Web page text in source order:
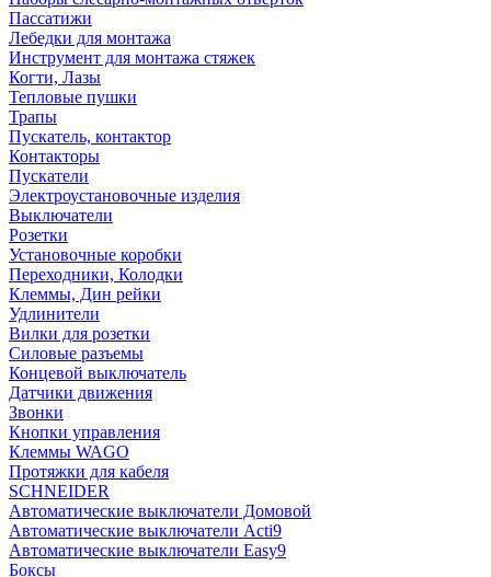
Пассатижи
Лебедки для монтажа
Инструмент для монтажа стяжек
Когти, Лазы
Тепловые пушки
Трапы
Пускатель, контактор
Контакторы
Пускатели
Электроустановочные изделия
Выключатели
Розетки
Установочные коробки
Переходники, Колодки
Клеммы, Дин рейки
Удлинители
Вилки для розетки
Силовые разъемы
Концевой выключатель
Датчики движения
Звонки
Кнопки управления
Клеммы WAGO
Протяжки для кабеля
SCHNEIDER
Автоматические выключатели Домовой
Автоматические выключатели Acti9
Автоматические выключатели Easy9
Боксы